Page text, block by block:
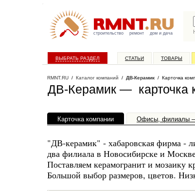
строительство ремонт дом и дача
ВЫБРАТЬ РАЗДЕЛ СТАТЬИ ТОВАРЫ
RMNT.RU / Каталог компаний / ДВ-Керамик / Карточка
ДВ-Керамик — карточка
Карточка компании Офисы, филиалы
"ДВ-керамик" - хабаровская фирма -
два филиала в Новосибирске и
Поставляем керамогранит и мозаику
Большой выбор размеров, цветов.